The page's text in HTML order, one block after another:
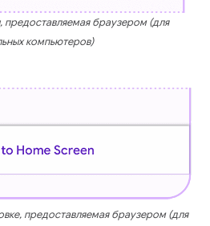
предоставляемая браузером (для
компьютеров)
предоставляемая браузером (для